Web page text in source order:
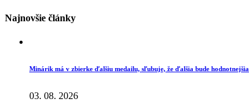
Najnovšie články
Minárik má v zbierke ďalšiu medailu, sľubuje, že ďalšia bude hodnotnejšia
03. 08. 2026